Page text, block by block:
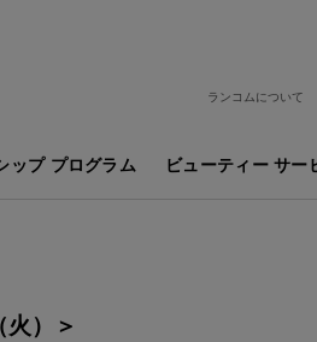
ランコムについて
ップ プログラム ビューティー サー
火）＞